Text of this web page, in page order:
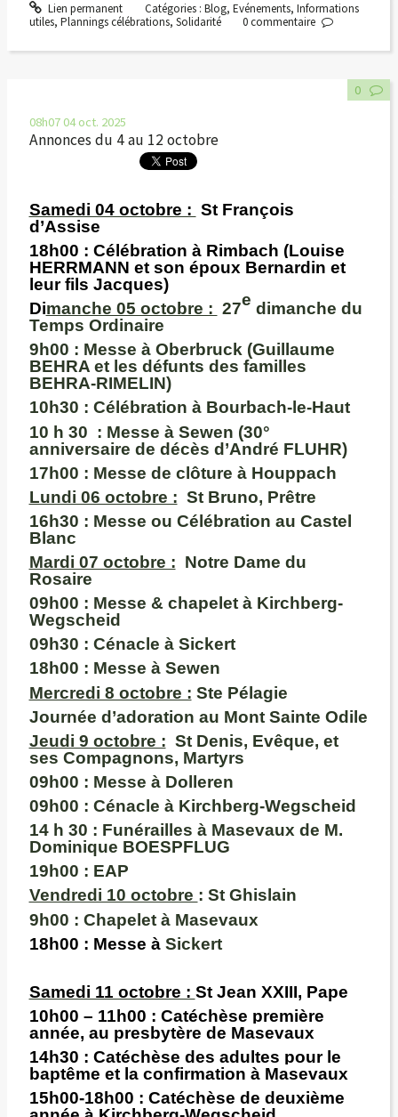
Lien permanent Catégories : Blog, Evénements, Informations
utiles, Plannings célébrations, Solidarité 0commentaire
08h07 04 oct. 2025
Annonces du 4 au 12 octobre
Samedi 04 octobre : St François
d’Assise
18h00 : Célébration à Rimbach (Louise
HERRMANN et son époux Bernardin et
leur fils Jacques)
Dimanche 05 octobre : 27e dimanche du
Temps Ordinaire
9h00 : Messe à Oberbruck (Guillaume
BEHRA et les défunts des familles
BEHRA-RIMELIN)
10h30 : Célébration à Bourbach-le-Haut
10 h 30 : Messe à Sewen (30°
anniversaire de décès d’André FLUHR)
17h00 : Messe de clôture à Houppach
Lundi 06 octobre : St Bruno, Prêtre
16h30 : Messe ou Célébration au Castel
Blanc
Mardi 07 octobre : Notre Dame du
Rosaire
09h00 : Messe & chapelet à Kirchberg-
Wegscheid
09h30 : Cénacle à Sickert
18h00 : Messe à Sewen
Mercredi 8 octobre : Ste Pélagie
Journée d’adoration au Mont Sainte Odile
Jeudi 9 octobre : St Denis, Evêque, et
ses Compagnons, Martyrs
09h00 : Messe à Dolleren
09h00 : Cénacle à Kirchberg-Wegscheid
14 h 30 : Funérailles à Masevaux de M.
Dominique BOESPFLUG
19h00 : EAP
Vendredi 10 octobre : St Ghislain
9h00 : Chapelet à Masevaux
18h00 : Messe à Sickert
Samedi 11 octobre : St Jean XXIII, Pape
10h00 – 11h00 : Catéchèse première
année, au presbytère de Masevaux
14h30 : Catéchèse des adultes pour le
baptême et la confirmation à Masevaux
15h00-18h00 : Catéchèse de deuxième
0